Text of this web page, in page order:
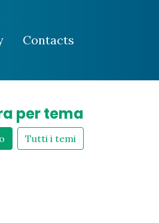
Contacts
per tema
Tutti i temi